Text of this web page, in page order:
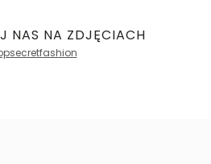
NAS NA ZDJĘCIACH